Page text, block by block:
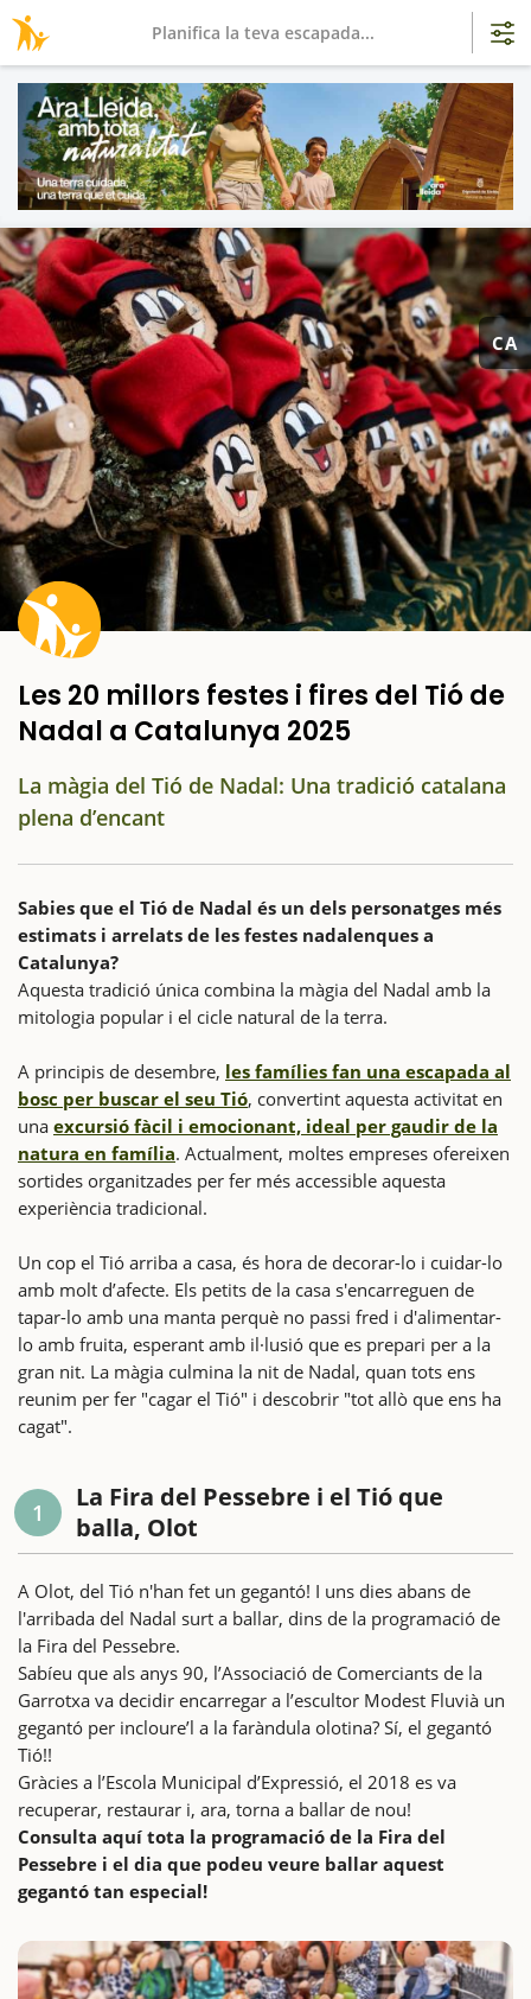
CA
Les 20 millors festes i fires del Tió de
Nadal a Catalunya 2025
La màgia del Tió de Nadal: Una tradició catalana
plena d’encant
Sabies que el Tió de Nadal és un dels personatges més
estimats i arrelats de les festes nadalenques a
Catalunya?
Aquesta tradició única combina la màgia del Nadal amb la
mitologia popular i el cicle natural de la terra.
A principis de desembre, les famílies fan una escapada al
bosc per buscar el seu Tió, convertint aquesta activitat en
una excursió fàcil i emocionant, ideal per gaudir de la
natura en família. Actualment, moltes empreses ofereixen
sortides organitzades per fer més accessible aquesta
experiència tradicional.
Un cop el Tió arriba a casa, és hora de decorar-lo i cuidar-lo
amb molt d’afecte. Els petits de la casa s'encarreguen de
tapar-lo amb una manta perquè no passi fred i d'alimentar-
lo amb fruita, esperant amb il·lusió que es prepari per a la
gran nit. La màgia culmina la nit de Nadal, quan tots ens
reunim per fer "cagar el Tió" i descobrir "tot allò que ens ha
cagat".
1
La Fira del Pessebre i el Tió que
balla, Olot
A Olot, del Tió n'han fet un gegantó! I uns dies abans de
l'arribada del Nadal surt a ballar, dins de la programació de
la Fira del Pessebre.
Sabíeu que als anys 90, l’Associació de Comerciants de la
Garrotxa va decidir encarregar a l’escultor Modest Fluvià un
gegantó per incloure’l a la faràndula olotina? Sí, el gegantó
Tió!!
Gràcies a l’Escola Municipal d’Expressió, el 2018 es va
recuperar, restaurar i, ara, torna a ballar de nou!
Consulta aquí tota la programació de la Fira del
Pessebre i el dia que podeu veure ballar aquest
gegantó tan especial!
Planifica la teva escapada...